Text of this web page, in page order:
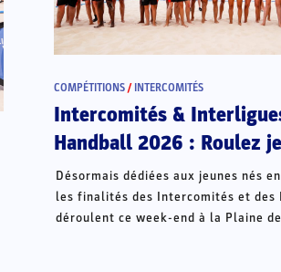
COMPÉTITIONS / INTERCOMITÉS
Intercomités &
Handball 2026 : Roulez
Désormais dédiées aux jeunes nés
les finalités des Intercomités et des
déroulent ce week-end à la Plaine